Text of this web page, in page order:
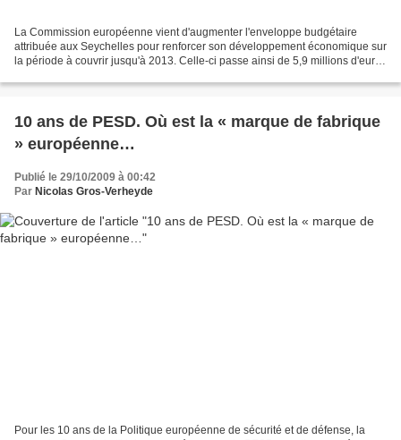
La Commission européenne vient d'augmenter l'enveloppe budgétaire
attribuée aux Seychelles pour renforcer son développement économique sur
la période à couvrir jusqu'à 2013. Celle-ci passe ainsi de 5,9 millions d'euros
10 ans de PESD. Où est la « marque de fabrique
» européenne…
Publié le 29/10/2009 à 00:42
Par Nicolas Gros-Verheyde
Pour les 10 ans de la Politique européenne de sécurité et de défense, la